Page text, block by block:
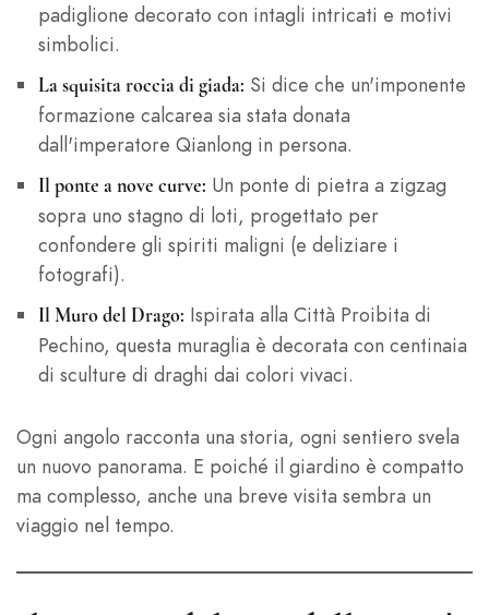
padiglione decorato con intagli intricati e motivi
simbolici.
La squisita roccia di giada: Si dice che un'imponente
formazione calcarea sia stata donata
dall'imperatore Qianlong in persona.
Il ponte a nove curve: Un ponte di pietra a zigzag
sopra uno stagno di loti, progettato per
confondere gli spiriti maligni (e deliziare i
fotografi).
Il Muro del Drago: Ispirata alla Città Proibita di
Pechino, questa muraglia è decorata con centinaia
di sculture di draghi dai colori vivaci.
Ogni angolo racconta una storia, ogni sentiero svela
un nuovo panorama. E poiché il giardino è compatto
ma complesso, anche una breve visita sembra un
viaggio nel tempo.